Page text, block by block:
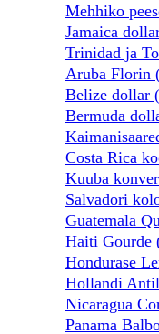
Mehhiko
Jamaica
Trinidad ja
Aruba Florin
Belize dollar
Bermuda
Costa Rica
Kuuba
Salvadori
Guatemala
Haiti Gourde
Hondurase
Hollandi
Nicaragua
Panama